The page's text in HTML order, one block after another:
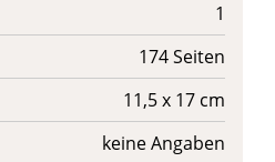
1
174 Seiten
11,5 x 17 cm
keine Angaben